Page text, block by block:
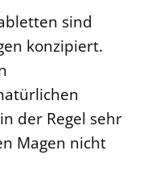
sind
konzipiert.
der Regel sehr
Magen nicht